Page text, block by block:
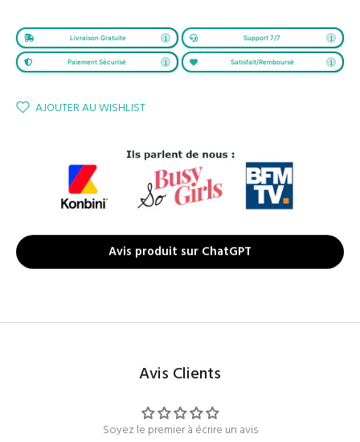
Livraison Gratuite Support 7/7
Paiement Sécurisé Satisfait/Remboursé
AJOUTER AU WISHLIST
Avis produit sur ChatGPT
Avis Clients
Soyez le premier à écrire un avis